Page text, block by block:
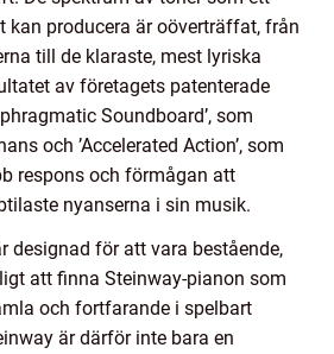
kan producera är oöverträffat, från
till de klaraste, mest lyriska
av företagets patenterade
Soundboard’, som
och ’Accelerated Action’, som
respons och förmågan att
nyanserna i sin musik.
designad för att vara bestående,
att finna Steinway-pianon som
och fortfarande i spelbart
är därför inte bara en